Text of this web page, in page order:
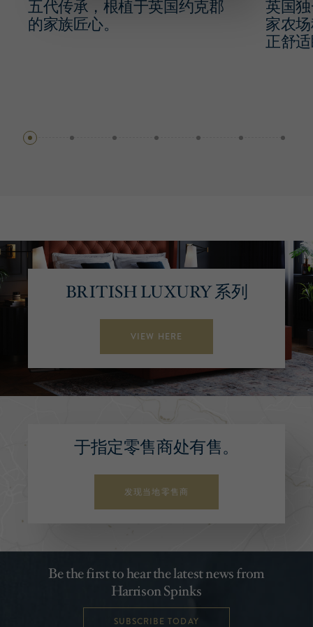
五代传承，根植于英国约克郡
的家族匠心。
英国
家农
正舒
BRITISH LUXURY 系列
VIEW HERE
于指定零售商处有售。
发现当地零售商
Be the first to hear the latest news from
Harrison Spinks
SUBSCRIBE TODAY